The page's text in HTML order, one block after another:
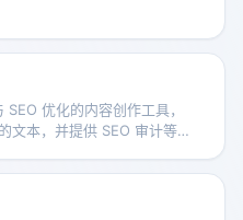
转文字、代码等功能。该网
优化的内容创作工具，
文本，并提供 SEO 审计等